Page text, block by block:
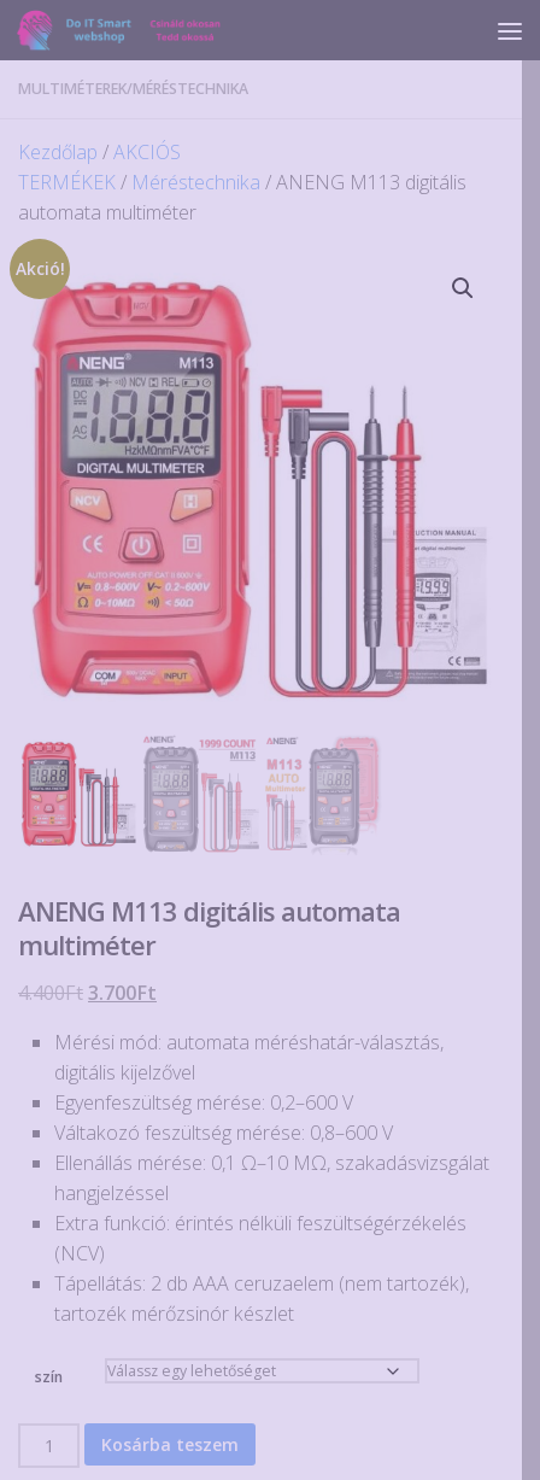
Skip to content
MULTIMÉTEREK/MÉRÉSTECHNIKA
Kezdőlap /AKCIÓS
TERMÉKEK/ Méréstechnika / ANENG M113 digitális
automata multiméter
Akció!
ANENG M113 digitális automata
multiméter
4.400FtOriginal
was:
4.400Ft.
3.700Ft
is:
3.700Ft.
Mérési mód: automata méréshatár-választás,
digitális kijelzővel
Egyenfeszültség mérése: 0,2–600 V
Váltakozó feszültség mérése: 0,8–600 V
Ellenállás mérése: 0,1 Ω–10 MΩ, szakadásvizsgálat
hangjelzéssel
Extra funkció: érintés nélküli feszültségérzékelés
(NCV)
Tápellátás: 2 db AAA ceruzaelem (nem tartozék),
tartozék mérőzsinór készlet
szín
ANENG
Kosárba teszem